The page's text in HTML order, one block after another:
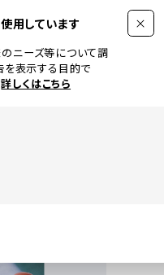
用しています
ニーズ等について調
表示する目的で
詳しくはこちら